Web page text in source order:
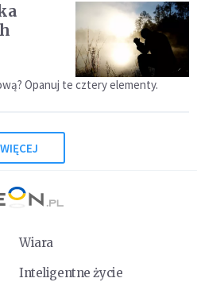
Opanuj te cztery elementy.
WIĘCEJ
Wiara
Inteligentne życie